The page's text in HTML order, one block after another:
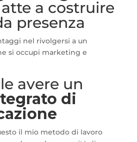
a costruire
presenza
nel rivolgersi a un
si occupi marketing e
avere un
di
il mio metodo di lavoro